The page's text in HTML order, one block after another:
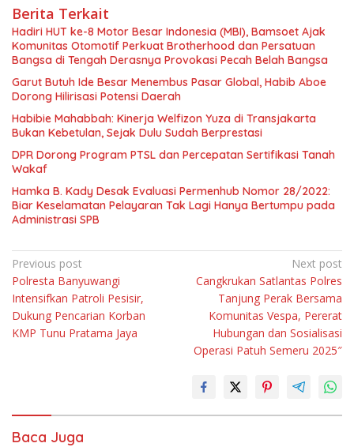
Berita Terkait
Hadiri HUT ke-8 Motor Besar Indonesia (MBI), Bamsoet Ajak
Komunitas Otomotif Perkuat Brotherhood dan Persatuan
Bangsa di Tengah Derasnya Provokasi Pecah Belah Bangsa
Garut Butuh Ide Besar Menembus Pasar Global, Habib Aboe
Dorong Hilirisasi Potensi Daerah
Habibie Mahabbah: Kinerja Welfizon Yuza di Transjakarta
Bukan Kebetulan, Sejak Dulu Sudah Berprestasi
DPR Dorong Program PTSL dan Percepatan Sertifikasi Tanah
Wakaf
Hamka B. Kady Desak Evaluasi Permenhub Nomor 28/2022:
Biar Keselamatan Pelayaran Tak Lagi Hanya Bertumpu pada
Administrasi SPB
Navigasi
pos
Previous post
Polresta Banyuwangi
Intensifkan Patroli Pesisir,
Dukung Pencarian Korban
KMP Tunu Pratama Jaya
Next post
Cangkrukan Satlantas Polres
Tanjung Perak Bersama
Komunitas Vespa, Pererat
Hubungan dan Sosialisasi
Operasi Patuh Semeru 2025″
Baca Juga